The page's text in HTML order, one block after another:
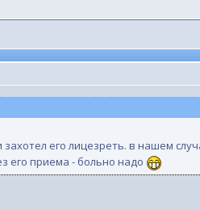
его лицезреть. в нашем
его приема - больно надо